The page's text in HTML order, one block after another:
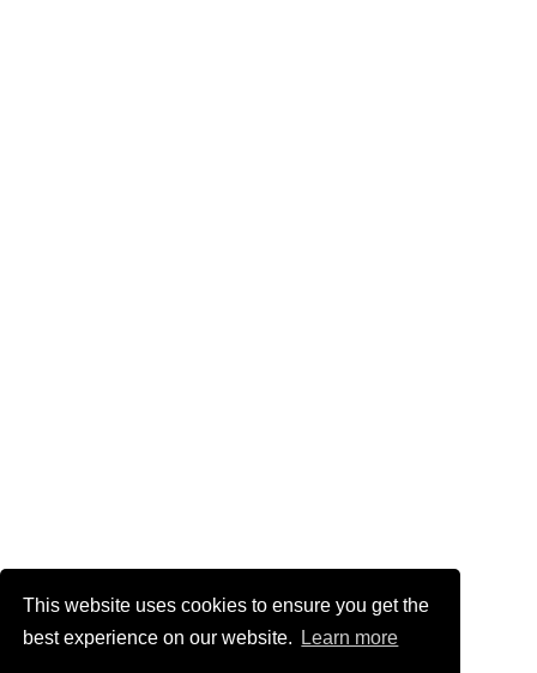
This website uses cookies to ensure you get the
best experience on our website.
Learn more